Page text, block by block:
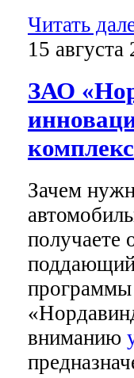
Читать
15 августа
ЗАО
Зачем
получаете
программы
вниманию